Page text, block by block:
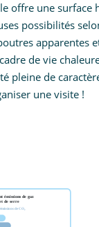
offre une surface
possibilités
apparentes
de vie
pleine de
une visite !